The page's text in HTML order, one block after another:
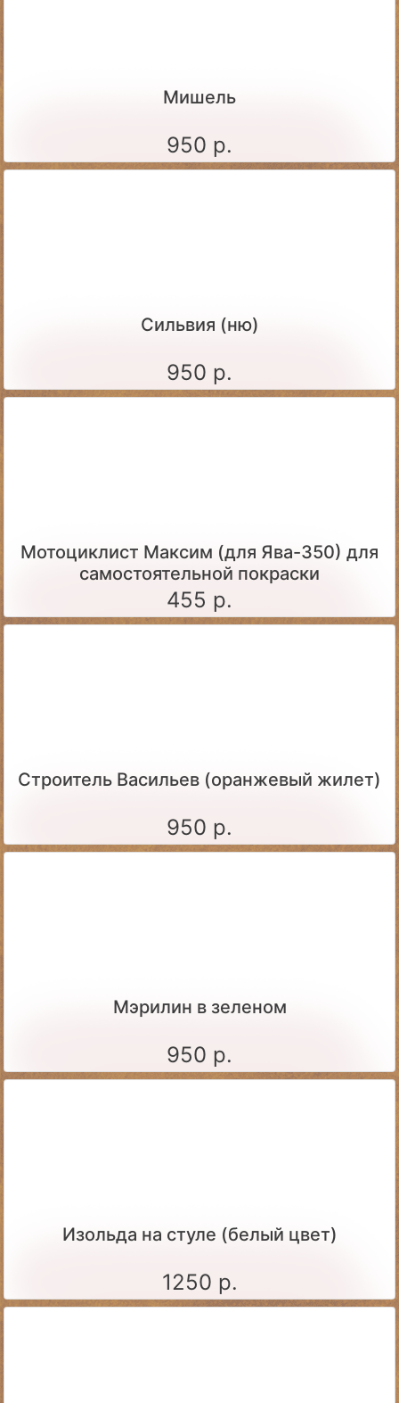
Мишель
950 р.
Сильвия (ню)
950 р.
Мотоциклист Максим (для Ява-350) для
самостоятельной покраски
455 р.
Строитель Васильев (оранжевый жилет)
950 р.
Мэрилин в зеленом
950 р.
Изольда на стуле (белый цвет)
1250 р.